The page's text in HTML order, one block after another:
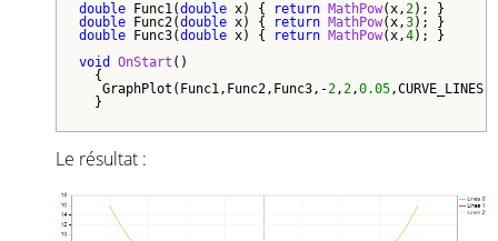
double Func1(double x) { return MathPow(x,2
double Func2(double x) { return MathPow(x,3
double Func3(double x) { return MathPow(x,4); }
void
OnStart ()
{
GraphPlot(Func1,Func2,Func3,-2,2,0.05,CURVE_LINES);
}
Le résultat :